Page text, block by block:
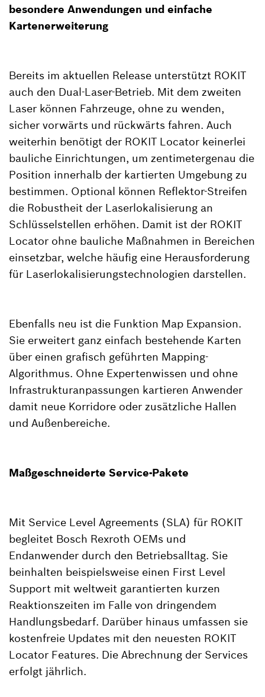
besondere Anwendungen und einfache
Kartenerweiterung
Bereits im aktuellen Release unterstützt ROKIT
auch den Dual-Laser-Betrieb. Mit dem zweiten
Laser können Fahrzeuge, ohne zu wenden,
sicher vorwärts und rückwärts fahren. Auch
weiterhin benötigt der ROKIT Locator keinerlei
bauliche Einrichtungen, um zentimetergenau die
Position innerhalb der kartierten Umgebung zu
bestimmen. Optional können Reflektor-Streifen
die Robustheit der Laserlokalisierung an
Schlüsselstellen erhöhen. Damit ist der ROKIT
Locator ohne bauliche Maßnahmen in Bereichen
einsetzbar, welche häufig eine Herausforderung
für Laserlokalisierungstechnologien darstellen.
Ebenfalls neu ist die Funktion Map Expansion.
Sie erweitert ganz einfach bestehende Karten
über einen grafisch geführten Mapping-
Algorithmus. Ohne Expertenwissen und ohne
Infrastrukturanpassungen kartieren Anwender
damit neue Korridore oder zusätzliche Hallen
und Außenbereiche.
Maßgeschneiderte Service-Pakete
Mit Service Level Agreements (SLA) für ROKIT
begleitet Bosch Rexroth OEMs und
Endanwender durch den Betriebsalltag. Sie
beinhalten beispielsweise einen First Level
Support mit weltweit garantierten kurzen
Reaktionszeiten im Falle von dringendem
Handlungsbedarf. Darüber hinaus umfassen sie
kostenfreie Updates mit den neuesten ROKIT
Locator Features. Die Abrechnung der Services
erfolgt jährlich.